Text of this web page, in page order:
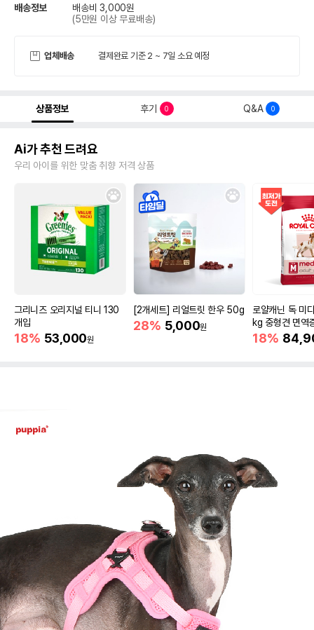
배송정보
배송비 3,000원
(5만원 이상 무료배송)
업체배송 결제완료 기준 2 ~ 7일 소요 예정
상품정보 후기 0 Q&A 0
Ai가 추천 드려요
우리 아이를 위한 맞춤 취향 저격 상품
그리니즈 오리지널 티니 130
개입
18% 53,000원
[2개세트] 리얼트릿 한우 50g
28% 5,000원
로얄캐닌 독 미
kg 중형견 면역
18%